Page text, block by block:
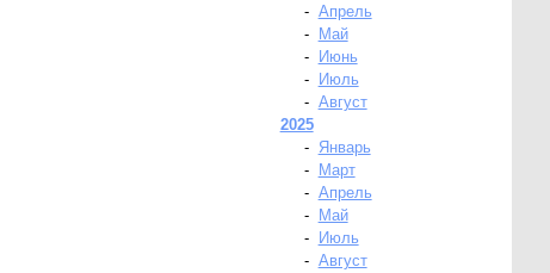
- Апрель
-
Май
-
Июнь
-
Июль
- Август
2025
-
Январь
-
Март
- Апрель
-
Май
-
Июль
- Август